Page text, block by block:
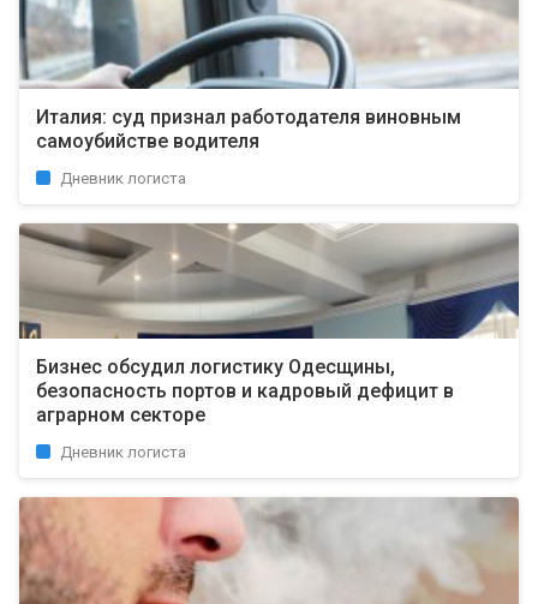
Италия: суд признал работодателя виновным
самоубийстве водителя
Дневник логиста
Бизнес обсудил логистику Одесщины,
безопасность портов и кадровый дефицит в
аграрном секторе
Дневник логиста